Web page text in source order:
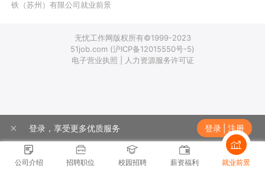
绵阳招聘
十堰招聘 保定招聘
铁（苏州）有限公司就业前景
无忧工作网版权所有©1999-2023
51job.com (沪ICP备12015550号-5)
电子营业执照 | 人力资源服务许可证
登录，享受更多优质服务 登录 注册
公司介绍 招聘职位 校园招聘 薪资福利 就业前景